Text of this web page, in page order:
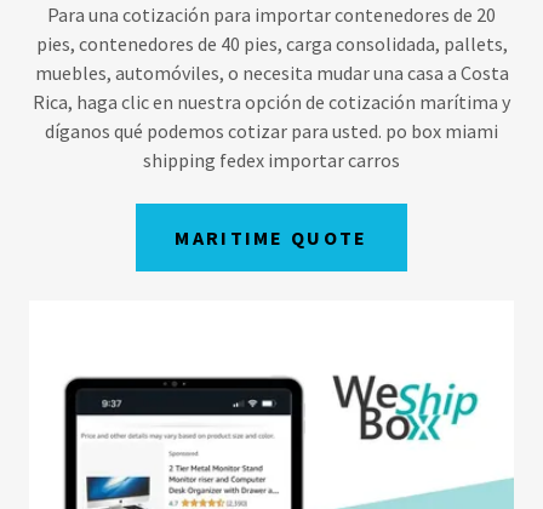
Para una cotización para importar contenedores de 20
pies, contenedores de 40 pies, carga consolidada, pallets,
muebles, automóviles, o necesita mudar una casa a Costa
Rica, haga clic en nuestra opción de cotización marítima y
díganos qué podemos cotizar para usted. po box miami
shipping fedex importar carros
MARITIME QUOTE